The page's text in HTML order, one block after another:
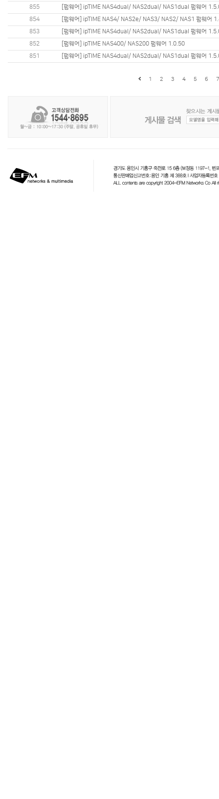
855
[펌웨어] ipTIME NAS4dual/ NAS2dual/ NAS1dual 펌웨어
854
[펌웨어] ipTIME NAS4/ NAS2e/ NAS3/ NAS2/ NAS1 펌웨어
853
[펌웨어] ipTIME NAS4dual/ NAS2dual/ NAS1dual 펌웨어
852
[펌웨어] ipTIME NAS400/ NAS200 펌웨어 1.0.50
851
[펌웨어] ipTIME NAS4dual/ NAS2dual/ NAS1dual 펌웨어
1 2 3 4 5 6